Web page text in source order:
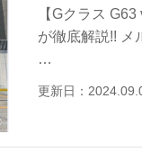
【Gクラス
が徹底解説!! メ
…
更新日：